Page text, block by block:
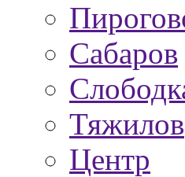
Сабаров
Тяжилов
Центр